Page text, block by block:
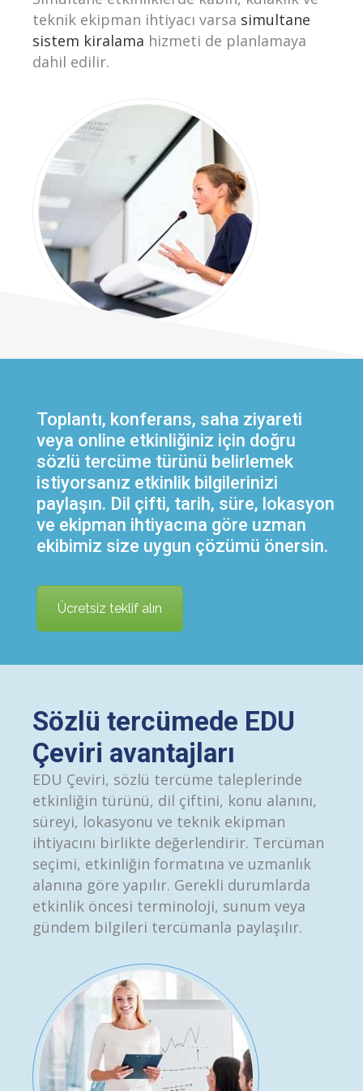
teknik ekipman ihtiyacı varsa simultane
sistem kiralama hizmeti de planlamaya
dahil edilir.
Toplantı, konferans, saha ziyareti
veya online etkinliğiniz için doğru
sözlü tercüme türünü belirlemek
istiyorsanız etkinlik bilgilerinizi
paylaşın. Dil çifti, tarih, süre, lokasyon
ve ekipman ihtiyacına göre uzman
ekibimiz size uygun çözümü önersin.
Ücretsiz teklif alın
Sözlü tercümede EDU
Çeviri avantajları
EDU Çeviri, sözlü tercüme taleplerinde
etkinliğin türünü, dil çiftini, konu alanını,
süreyi, lokasyonu ve teknik ekipman
ihtiyacını birlikte değerlendirir. Tercüman
seçimi, etkinliğin formatına ve uzmanlık
alanına göre yapılır. Gerekli durumlarda
etkinlik öncesi terminoloji, sunum veya
gündem bilgileri tercümanla paylaşılır.